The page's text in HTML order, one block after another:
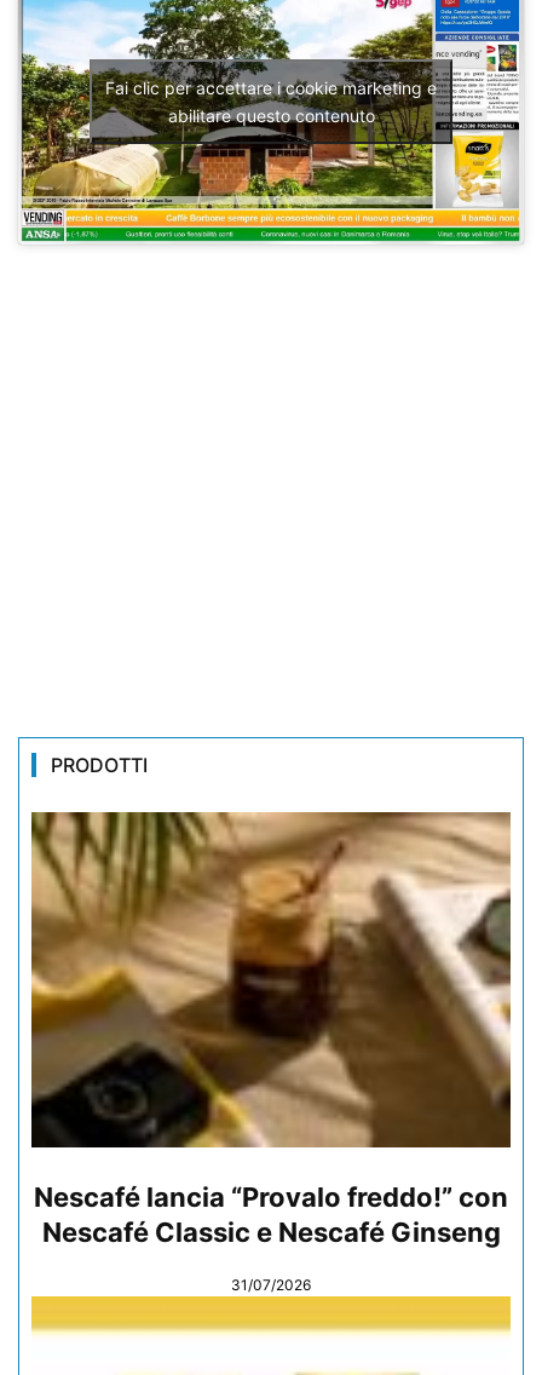
Fai clic per accettare i cookie marketing e
abilitare questo contenuto
PRODOTTI
Nescafé lancia “Provalo freddo!” con
Nescafé Classic e Nescafé Ginseng
31/07/2026